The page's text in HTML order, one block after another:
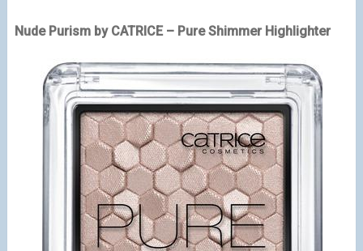
Nude Purism by CATRICE – Pure Shimmer Highlighter